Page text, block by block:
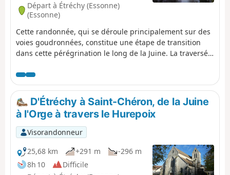
Départ à Étréchy (Essonne)
(Essonne)
Cette randonnée, qui se déroule principalement sur des
voies goudronnées, constitue une étape de transition
dans cette pérégrination le long de la Juine. La traversée
belle église et une curiosité géologique agrémentent ce
parcours.
D'Étréchy à Saint-Chéron, de la Juine
à l'Orge à travers le Hurepoix
Visorandonneur
25,68 km
+291 m
-296 m
8h 10
Difficile